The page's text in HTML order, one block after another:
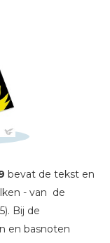
bevat de tekst en
- van de
Bij de
en basnoten